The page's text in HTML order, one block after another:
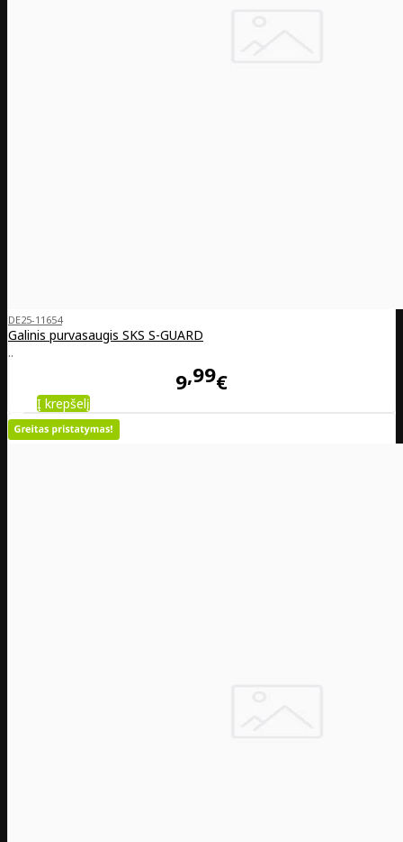
DE25-11654
Galinis purvasaugis SKS S-GUARD
..
9 99€
Į krepšelį